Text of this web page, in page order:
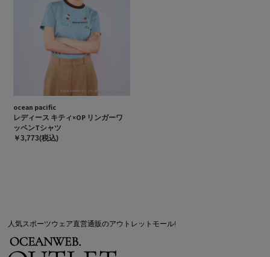
ocean pacific
レディース キティ×OP リンガーワ
ッペンTシャツ
￥3,773(税込)
人気スポーツウェア直営通販のアウトレットモール!